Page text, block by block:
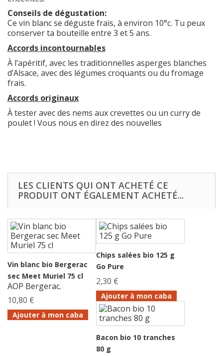
Conseils de dégustation:
Ce vin blanc se déguste frais, à environ 10°c. Tu peux
conserver ta bouteille entre 3 et 5 ans.
Accords incontournables
À l’apéritif, avec les traditionnelles asperges blanches
d’Alsace, avec des légumes croquants ou du fromage
frais.
Accords originaux
À tester avec des nems aux crevettes ou un curry de
poulet ! Vous nous en direz des nouvelles
LES CLIENTS QUI ONT ACHETÉ CE
PRODUIT ONT ÉGALEMENT ACHETÉ...
Vin blanc bio Bergerac
sec Meet Muriel 75 cl
AOP Bergerac.
10,80 €
Ajouter à mon caba
Chips salées bio 125 g
Go Pure
2,30 €
Ajouter à mon caba
Bacon bio 10 tranches
80 g